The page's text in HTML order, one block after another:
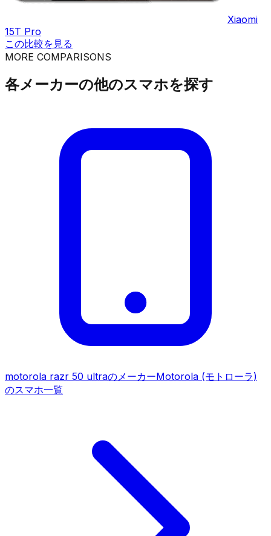
Xiaomi
15T Pro
この比較を見る
MORE COMPARISONS
各メーカーの他のスマホを探す
motorola razr 50 ultraのメーカーMotorola (モトローラ)
のスマホ一覧